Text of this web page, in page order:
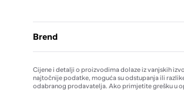
Brend
Cijene i detalji o proizvodima dolaze iz vanjskih
najtočnije podatke, moguća su odstupanja ili
odabranog prodavatelja. Ako primjetite grešku u